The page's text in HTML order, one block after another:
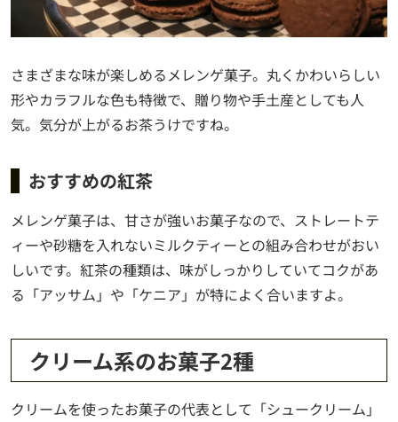
さまざまな味が楽しめるメレンゲ菓子。丸くかわいらしい
形やカラフルな色も特徴で、贈り物や手土産としても人
気。気分が上がるお茶うけですね。
おすすめの紅茶
メレンゲ菓子は、甘さが強いお菓子なので、ストレートテ
ィーや砂糖を入れないミルクティーとの組み合わせがおい
しいです。紅茶の種類は、味がしっかりしていてコクがあ
る「アッサム」や「ケニア」が特によく合いますよ。
クリーム系のお菓子2種
クリームを使ったお菓子の代表として「シュークリーム」